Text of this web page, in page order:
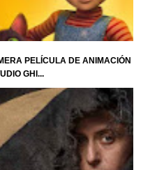
PELÍCULA DE ANIMACIÓN
GHI...